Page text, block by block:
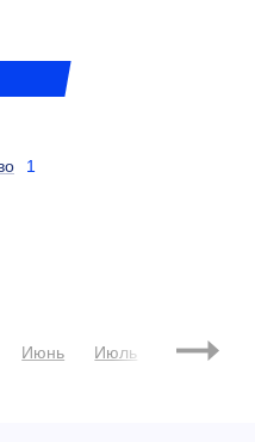
1
Июнь Июль Август